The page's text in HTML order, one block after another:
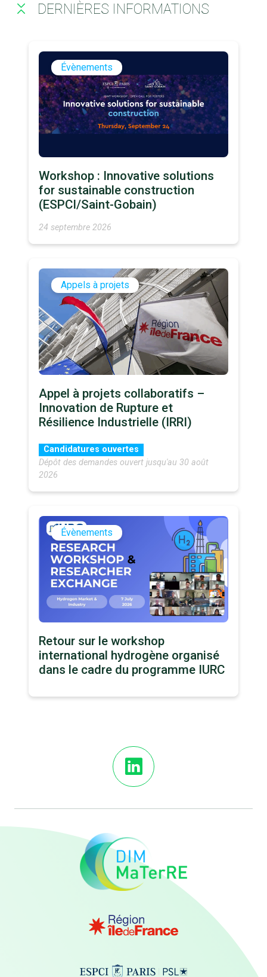
DERNIÈRES INFORMATIONS
Évènements
Workshop : Innovative solutions
for sustainable construction
(ESPCI/Saint-Gobain)
24 septembre 2026
Appels à projets
Appel à projets collaboratifs –
Innovation de Rupture et
Résilience Industrielle (IRRI)
Candidatures ouvertes
Dépôt des demandes ouvert jusqu'au 30 août
2026
Évènements
Retour sur le workshop
international hydrogène organisé
dans le cadre du programme IURC